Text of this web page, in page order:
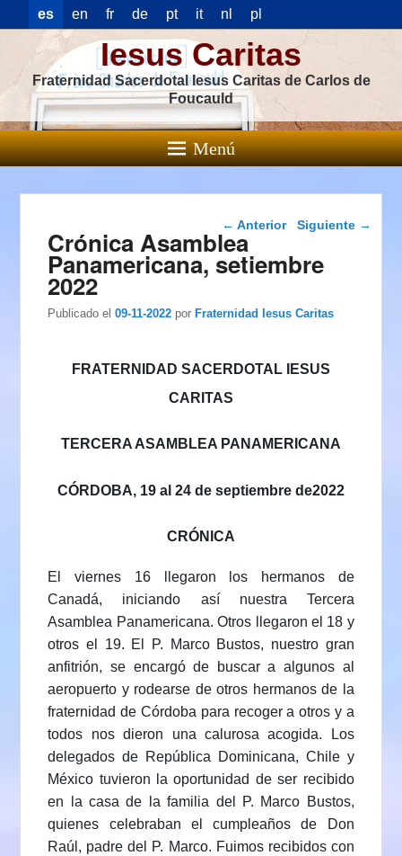
es en fr de pt it nl pl
Iesus Caritas
Fraternidad Sacerdotal Iesus Caritas de Carlos de
Foucauld
Menú
Navegación de
entradas
← Anterior Siguiente →
Crónica Asamblea
Panamericana, setiembre
2022
Publicado el 09-11-2022 porFraternidad Iesus Caritas
FRATERNIDAD SACERDOTAL IESUS
CARITAS
TERCERA ASAMBLEA PANAMERICANA
CÓRDOBA, 19 al 24 de septiembre de2022
CRÓNICA
El viernes 16 llegaron los hermanos de
Canadá, iniciando así nuestra Tercera
Asamblea Panamericana. Otros llegaron el 18 y
otros el 19. El P. Marco Bustos, nuestro gran
anfitrión, se encargó de buscar a algunos al
aeropuerto y rodearse de otros hermanos de la
fraternidad de Córdoba para recoger a otros y a
todos nos dieron una calurosa acogida. Los
delegados de República Dominicana, Chile y
México tuvieron la oportunidad de ser recibido
en la casa de la familia del P. Marco Bustos,
quienes celebraban el cumpleaños de Don
Raúl, padre del P. Marco. Fuimos recibidos con